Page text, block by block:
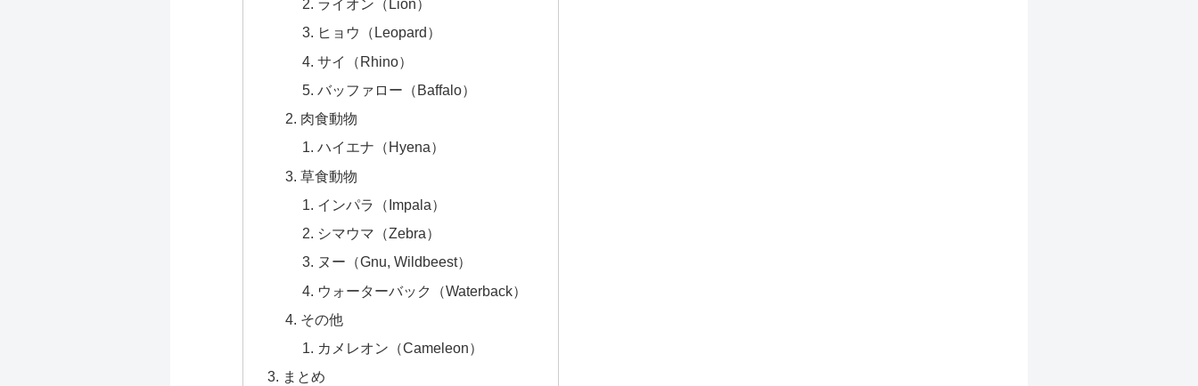
ライオン（Lion）
ヒョウ（Leopard）
サイ（Rhino）
バッファロー（Baffalo）
肉食動物
ハイエナ（Hyena）
草食動物
インパラ（Impala）
シマウマ（Zebra）
ヌー（Gnu, Wildbeest）
ウォーターバック（Waterback）
その他
カメレオン（Cameleon）
まとめ